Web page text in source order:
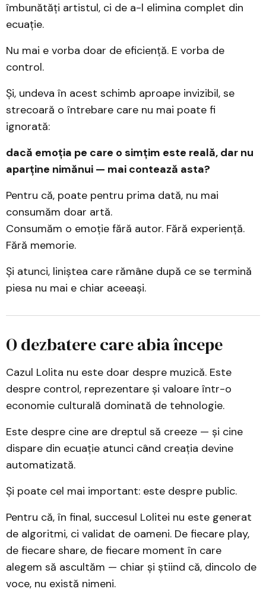
îmbunătăți artistul, ci de a-l elimina complet din
ecuație.
Nu mai e vorba doar de eficiență. E vorba de
control.
Și, undeva în acest schimb aproape invizibil, se
strecoară o întrebare care nu mai poate fi
ignorată:
dacă emoția pe care o simțim este reală, dar nu
aparține nimănui — mai contează asta?
Pentru că, poate pentru prima dată, nu mai
consumăm doar artă.
Consumăm o emoție fără autor. Fără experiență.
Fără memorie.
Și atunci, liniștea care rămâne după ce se termină
piesa nu mai e chiar aceeași.
O dezbatere care abia începe
Cazul Lolita nu este doar despre muzică. Este
despre control, reprezentare și valoare într-o
economie culturală dominată de tehnologie.
Este despre cine are dreptul să creeze — și cine
dispare din ecuație atunci când creația devine
automatizată.
Și poate cel mai important: este despre public.
Pentru că, în final, succesul Lolitei nu este generat
de algoritmi, ci validat de oameni. De fiecare play,
de fiecare share, de fiecare moment în care
alegem să ascultăm — chiar și știind că, dincolo de
voce, nu există nimeni.